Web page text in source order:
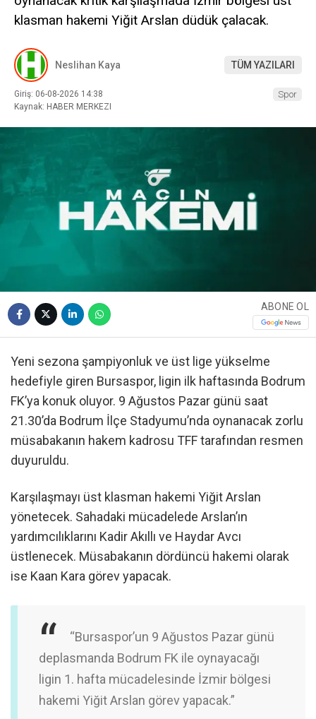
klasman hakemi Yiğit Arslan düdük çalacak.
Neslihan Kaya TÜM YAZILARI
Giriş: 06-08-2026 14:38
Kaynak: HABER MERKEZI
Spor
ABONE OL
Yeni sezona şampiyonluk ve üst lige yükselme
hedefiyle giren Bursaspor, ligin ilk haftasında Bodrum
FK’ya konuk oluyor. 9 Ağustos Pazar günü saat
21.30’da Bodrum İlçe Stadyumu’nda oynanacak zorlu
müsabakanın hakem kadrosu TFF tarafından resmen
duyuruldu.
Karşılaşmayı üst klasman hakemi Yiğit Arslan
yönetecek. Sahadaki mücadelede Arslan’ın
yardımcılıklarını Kadir Akıllı ve Haydar Avcı
üstlenecek. Müsabakanın dördüncü hakemi olarak
ise Kaan Kara görev yapacak.
“Bursaspor’un 9 Ağustos Pazar günü
deplasmanda Bodrum FK ile oynayacağı
ligin 1. hafta mücadelesinde İzmir bölgesi
hakemi Yiğit Arslan görev yapacak.”